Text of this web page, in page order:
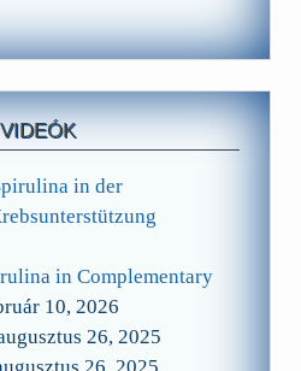
in der
in Complementary
10, 2026
26, 2025